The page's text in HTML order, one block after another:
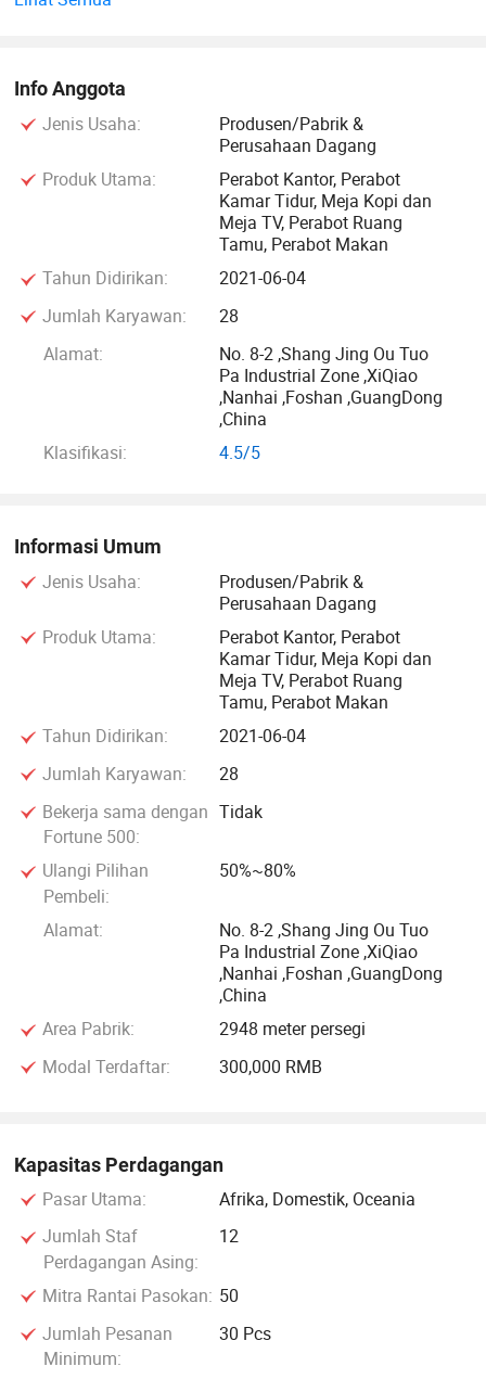
kami beragam dalam berbagai jenis meja kantor, lemari
berkas, workstation, meja resepsi, meja pertemuan, Meja
komputer, meja pelatihan, kursi kantor, dll. dengan
peralatan produksi yang canggih dan personel teknis yang
berpengalaman luas, kami telah meneliti dan
mengembangkan seri gaya baru dan furnitur kantor yang
mewah. Sejak itu, kita masih tetap harus berpegang pada
yang dirancang sesuai dengan teori teknik manusia.
Kami selalu mematuhi prinsip kualitas pertama, Kredit
tertinggi, tergantung manajemen tingkat lanjut/peralatan
kerajinan yang unik/ kualitas yang sangat baik/ layanan
berhubungan dengan rumah dan bahkan jauh, Berlebihan
dari Timur Tengah, Asia Tenggara, Eropa dan Amerika.
Untuk memenuhi kebutuhan pelanggan, dengan
mengambil bahan-bahan yang unggul, memperbaiki proses
teknis, memperkuat pengawasan mutu, menyingkirkan dan
melahirkan peralatan segar, kami harus mengembangkan
sofa dll
, dengan memenuhi permintaan pasar dan klien sebagai
penguasaan dan kualitas produk dengan janji yang
menjamin kepemilikan kita sendiri, tergantung pada
teknologi manajemen tingkat lanjut dan teknisi berkualitas
menciptakan produk kelas satu, Kredit kelas satu, Layanan
kelas satu, Kami telah menyusun fitur-fitur kami sendiri
yang berciri Gaya modis/ Clear & Cindah Warna/ Perbaikan
(bergaya, Clear) dan harga yang wajar. Saat ini, produk
kami populer dan sangat dipercaya oleh daftar klien yang
menerus, dan nada jernih, bersemangat untuk bekerja sama
dalam semua lingkaran kehidupan untuk membangun
masa depan yang cerah!
Info Anggota
Jenis Usaha:
Produsen/Pabrik &
Perusahaan Dagang
Produk Utama:
Perabot Kantor, Perabot
Kamar Tidur, Meja Kopi dan
Meja TV, Perabot Ruang
Tamu, Perabot Makan
Tahun Didirikan:
2021-06-04
Jumlah Karyawan:
28
Alamat:
No. 8-2 ,Shang Jing Ou Tuo
Pa Industrial Zone ,XiQiao
,Nanhai ,Foshan ,GuangDong
,China
Klasifikasi:
4.5/5
Informasi Umum
Jenis Usaha:
Produsen/Pabrik &
Perusahaan Dagang
Produk Utama:
Perabot Kantor, Perabot
Kamar Tidur, Meja Kopi dan
Meja TV, Perabot Ruang
Tamu, Perabot Makan
Tahun Didirikan:
2021-06-04
Jumlah Karyawan:
28
Bekerja sama dengan
Fortune 500:
Tidak
Ulangi Pilihan
Pembeli:
50%~80%
Alamat:
No. 8-2 ,Shang Jing Ou Tuo
Pa Industrial Zone ,XiQiao
,Nanhai ,Foshan ,GuangDong
,China
Area Pabrik:
2948 meter persegi
Modal Terdaftar:
300,000 RMB
Kapasitas Perdagangan
Pasar Utama:
Afrika, Domestik, Oceania
Jumlah Staf
Perdagangan Asing:
12
Mitra Rantai Pasokan: 50
Jumlah Pesanan
Minimum:
30 Pcs